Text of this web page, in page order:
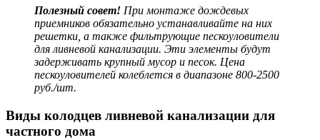
Полезный совет! При монтаже дождевых
приемников обязательно устанавливайте на них
решетки, а также фильтрующие пескоуловители
для ливневой канализации. Эти элементы будут
задерживать крупный мусор и песок. Цена
пескоуловителей колеблется в диапазоне 800-2500
руб./шт.
Виды колодцев ливневой канализации для
частного дома